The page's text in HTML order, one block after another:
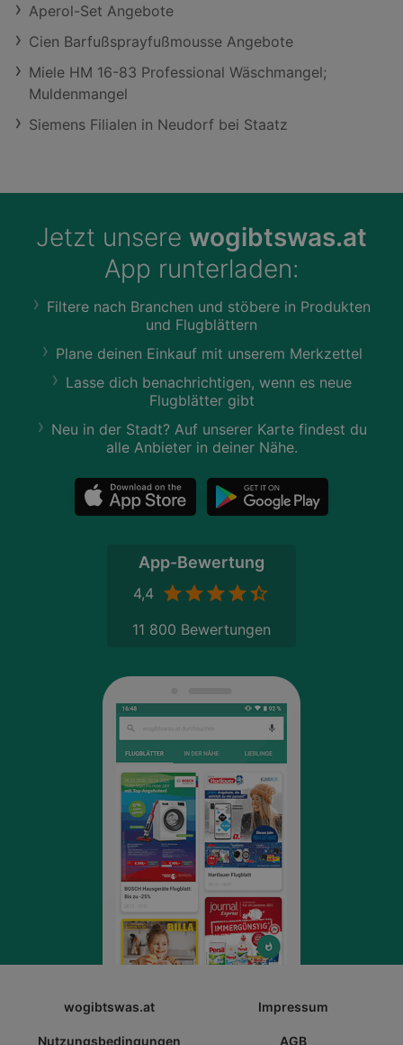
Aperol-Set Angebote
Cien Barfußsprayfußmousse Angebote
Miele HM 16-83 Professional Wäschmangel;
Muldenmangel
Siemens Filialen in Neudorf bei Staatz
Jetzt unsere wogibtswas.at
App runterladen:
Filtere nach Branchen und stöbere in Produkten
und Flugblättern
Plane deinen Einkauf mit unserem Merkzettel
Lasse dich benachrichtigen, wenn es neue
Flugblätter gibt
Neu in der Stadt? Auf unserer Karte findest du
alle Anbieter in deiner Nähe.
App-Bewertung
4,4
11 800 Bewertungen
wogibtswas.at Impressum
Nutzungsbedingungen AGB